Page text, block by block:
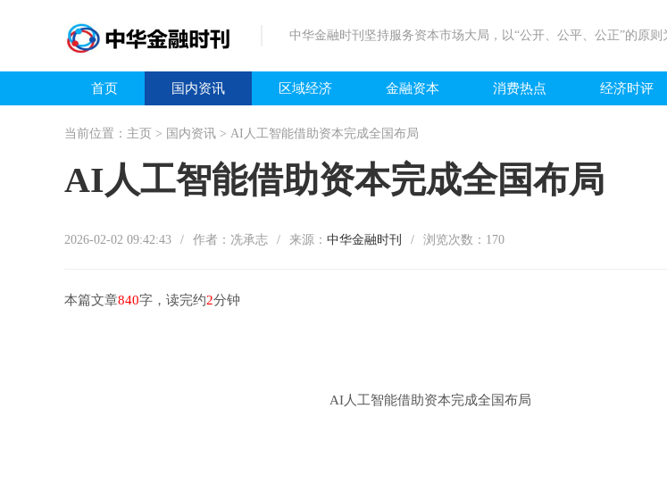
中华金融时刊坚持服务资本市场大局，以“公开、公平、公正”的原
首页 国内资讯 区域经济 金融资本 消费热点 经济时评
当前位置： 主页 > 国内资讯 > AI人工智能借助资本完成全国布局
AI人工智能借助资本完成全国布局
2026-02-02 09:42:43 / 作者：冼承志 / 来源： 中华金融时刊 / 浏览次数： 170
本篇文章840字，读完约2分钟
AI人工智能借助资本完成全国布局